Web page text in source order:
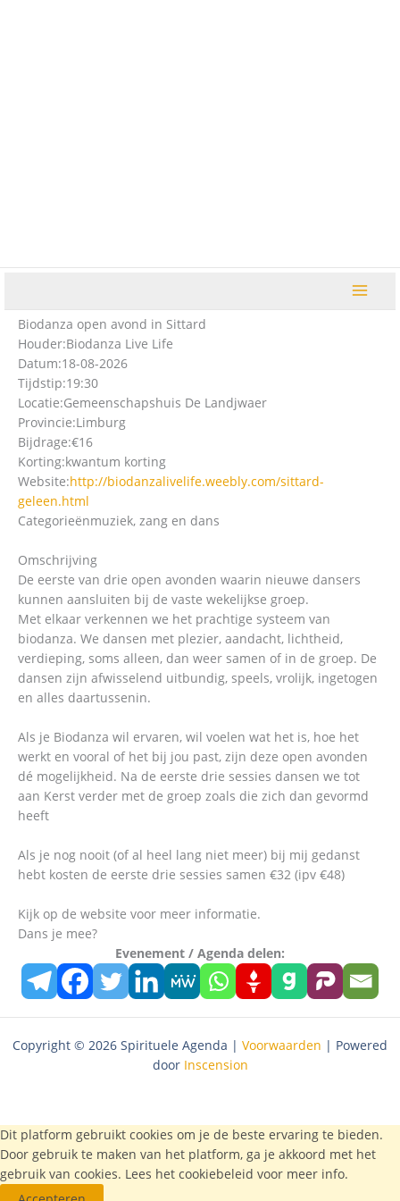
Biodanza open avond in Sittard
Houder:Biodanza Live Life
Datum:18-08-2026
Tijdstip:19:30
Locatie:Gemeenschapshuis De Landjwaer
Provincie:Limburg
Bijdrage:€16
Korting:kwantum korting
Website:http://biodanzalivelife.weebly.com/sittard-
geleen.html
Categorieënmuziek, zang en dans
Omschrijving
De eerste van drie open avonden waarin nieuwe dansers
kunnen aansluiten bij de vaste wekelijkse groep.
Met elkaar verkennen we het prachtige systeem van
biodanza. We dansen met plezier, aandacht, lichtheid,
verdieping, soms alleen, dan weer samen of in de groep. De
dansen zijn afwisselend uitbundig, speels, vrolijk, ingetogen
en alles daartussenin.
Als je Biodanza wil ervaren, wil voelen wat het is, hoe het
werkt en vooral of het bij jou past, zijn deze open avonden
dé mogelijkheid. Na de eerste drie sessies dansen we tot
aan Kerst verder met de groep zoals die zich dan gevormd
heeft
Als je nog nooit (of al heel lang niet meer) bij mij gedanst
hebt kosten de eerste drie sessies samen €32 (ipv €48)
Kijk op de website voor meer informatie.
Dans je mee?
Evenement / Agenda delen:
Copyright © 2026 Spirituele Agenda | Voorwaarden | Powered
door Inscension
Dit platform gebruikt cookies om je de beste ervaring te bieden.
Door gebruik te maken van het platform, ga je akkoord met het
gebruik van cookies. Lees het cookiebeleid voor meer info.